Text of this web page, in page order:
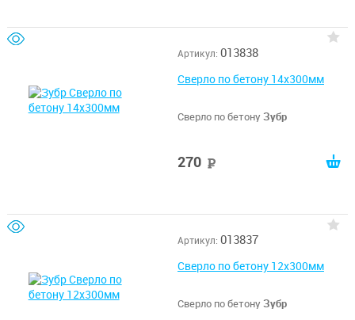
Артикул: 013838
Сверло по бетону 14x300мм
Сверло по бетону Зубр
270
Артикул: 013837
Сверло по бетону 12x300мм
Сверло по бетону Зубр